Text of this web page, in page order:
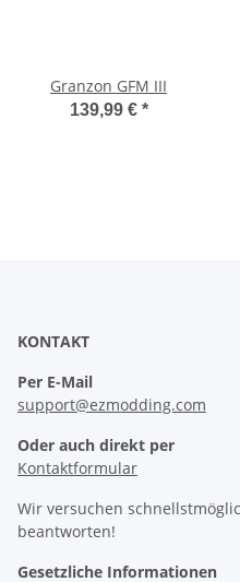
Granzon GFM III
139,99 € *
KONTAKT
Per E-Mail
support@ezmodding.com
Oder auch direkt per
Kontaktformular
Wir versuchen
beantworten!
Gesetzliche Informationen